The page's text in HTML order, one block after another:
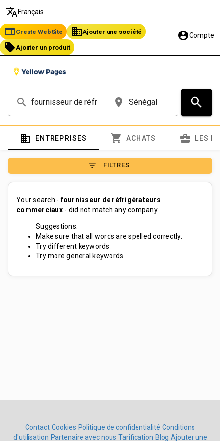
translate Français
web Create WebSite business Ajouter une société
local_offer Ajouter un produit
account_circleCompte
search place search
domain ENTREPRISES shopping_cart ACHATS business_center LES
filter_list FILTRES
Your search -fournisseur de réfrigérateurs
commerciaux- did not match any company.
Suggestions:
Make sure that all words are spelled correctly.
Try different keywords.
Try more general keywords.
Contact Cookies Politique de confidentialité Conditions
d'utilisation Partenaire avec nous Tarification Blog Ajouter une